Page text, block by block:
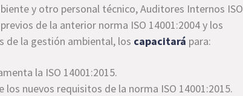
y otro personal técnico, Auditores Internos ISO
de la anterior norma ISO 14001:2004 y los
de la gestión ambiental, los capacitará para:
la ISO 14001:2015.
nuevos requisitos de la norma ISO 14001:2015.